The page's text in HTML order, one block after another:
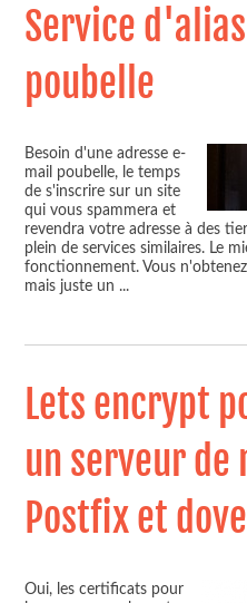
Service
poubelle
Besoin d'une adresse e-
mail poubelle, le temps
de s'inscrire sur un site
qui vous spammera et
revendra votre adresse à des
plein de services similaires. Le
fonctionnement. Vous
mais juste un ...
Lets encrypt
un serveur de
Postfix et
Oui, les certificats pour